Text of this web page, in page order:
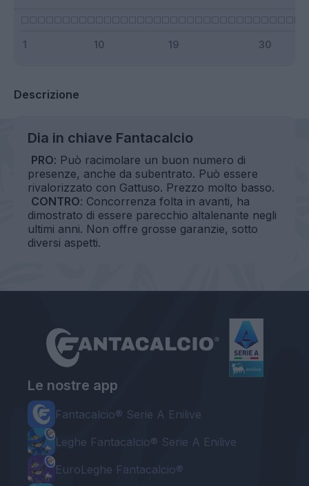
Descrizione
Dia in chiave Fantacalcio
PRO: Può racimolare un buon numero di
presenze, anche da subentrato. Può essere
rivalorizzato con Gattuso. Prezzo molto basso.
CONTRO: Concorrenza folta in avanti, ha
dimostrato di essere parecchio altalenante negli
ultimi anni. Non offre grosse garanzie, sotto
diversi aspetti.
Le nostre app
Fantacalcio® Serie A Enilive
Leghe Fantacalcio® Serie A Enilive
EuroLeghe Fantacalcio®